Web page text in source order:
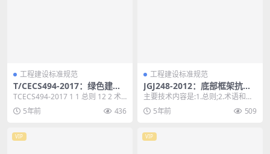
工程建设标准规范
T/CECS494-2017：绿色建筑
工程竣工验收标准
TCECS494-2017 1 1 总则 12 2 术
语 13 3 基本规定 1...
5年前 436
工程建设标准规范
JGJ248-2012：底部框架抗震
墙砌体房屋抗震技术规程
主要技术内容是:1.总则;2.术语和符
号;3.基本规定;往.地震作用和结构抗
震验...5年前 509
VIP VIP